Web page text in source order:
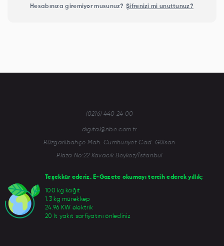
Hesabınıza giremiyor musunuz? Şifrenizi mi unuttunuz?
Teşekkür ederiz. E-Gazete okumayı tercih ederek yıllık;
100 kg kağıt
1.3 kg mürekkep
24.96 KW elektrik
20 lt yakıt sarfiyatını önlediniz
(0216) 440 24 00
digital@nbe.com.tr
Rüzgarlıbahçe Mah. Cumhuriyet Cad. Gülsan
Plaza No:22 Kavacık Beykoz/İstanbul